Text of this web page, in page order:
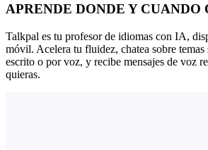
APRENDE DONDE Y CUANDO
Talkpal es tu profesor de idiomas con IA,
móvil. Acelera tu fluidez, chatea sobre temas
escrito o por voz, y recibe mensajes de voz
quieras.